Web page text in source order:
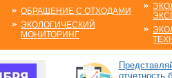
ОБРАЩЕНИЕ С ОТХОДАМИ
ЭКОЛОГИЧЕСКИЙ
МОНИТОРИНГ
отчетность